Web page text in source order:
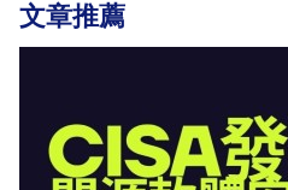
文章推薦